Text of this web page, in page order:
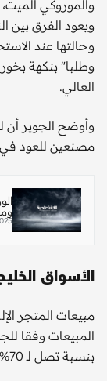
والموروكي الميت،
ويعود الفرق بين
وحالتها عند
وطلبا" بنكهة
العالي.
مصنعين للعود في
الأسواق
المبيعات وفقا
بنسبة تصل لـ 70% خلال العام الفائت.